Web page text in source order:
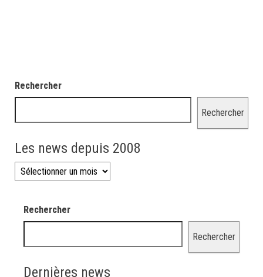
Rechercher
Rechercher
Les news depuis 2008
Les news depuis 2008
Rechercher
Rechercher
Dernières news